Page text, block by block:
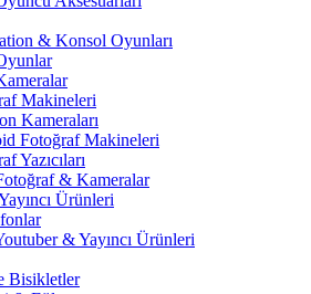
& Konsol Oyunları
Makineleri
Kameraları
Fotoğraf Makineleri
Yazıcıları
& Kameralar
Ürünleri
& Yayıncı Ürünleri
Bisikletler